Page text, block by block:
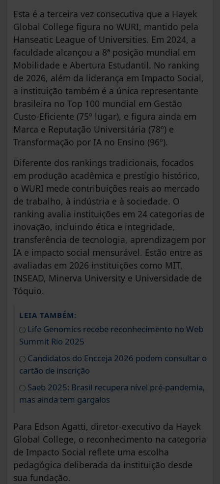
Esta é a terceira vez consecutiva que a Hayek
Global College figura no WURI, mantido pela
Hanseatic League of Universities. Em 2024, a
faculdade alcançou a 8ª posição mundial em
Mobilidade e Abertura Estudantil. No ranking
de 2026, além da liderança em Impacto Social,
a instituição também é a única representante
brasileira no Top 100 mundial em Gestão
Custo-Eficiente (75º lugar), e figura ainda em
Marca e Reputação Universitária (78º) e
Transformação por IA no Ensino (96º).
Diferente dos rankings tradicionais, focados
em produção acadêmica e prestígio histórico,
o WURI mede contribuições reais ao mercado
de trabalho, à indústria e à sociedade. O
ranking avalia instituições em 24 categorias de
inovação, incluindo ética e integridade,
transferência de tecnologia, aprendizagem por
IA e impacto social mensurável. Estão entre as
avaliadas em 2026 instituições como MIT,
INSEAD, Minerva University e Universidade de
Tóquio.
LEIA TAMBÉM:
Life Genomics recebe reconhecimento no Web
Summit Rio 2025
Candidatos do Encceja 2026 podem consultar o
cartão de inscrição
Saeb 2025: Brasil recupera nível pré-pandemia,
mas ainda tem gargalos
Para Edson Agatti, diretor-executivo da Hayek
Global College, o reconhecimento na categoria
de Impacto Social reflete uma escolha
pedagógica deliberada da instituição desde
sua fundação.